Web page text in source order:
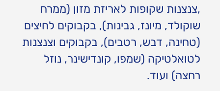
,צנצנות שקופות לאריזת מזון (ממרח
שוקולד, מיונז, גבינות), בקבוקים לחיצים
(טחינה, דבש, רטבים), בקבוקים וצנצנות
לטואלטיקה (שמפו, קונדישינר, נוזל
רחצה) ועוד.